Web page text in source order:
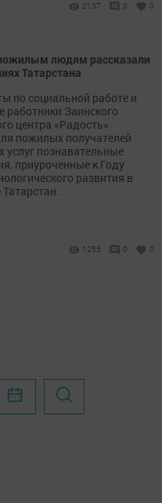
2137 0 0
людям рассказали
Татарстана
по социальной работе и
работники Заинского
центра «Радость»
пожилых получателей
услуг познавательные
приуроченные к Году
развития в
1255 0 0